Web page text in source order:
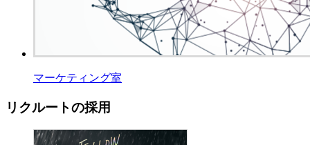
マーケティング室
リクルートの採用